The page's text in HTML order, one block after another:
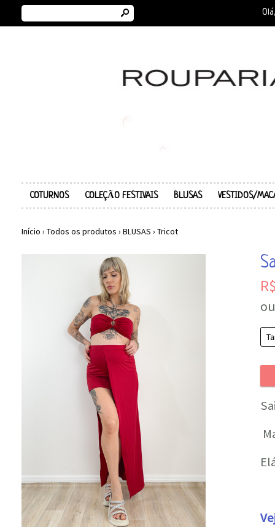
s
COTURNOS COLEÇÃO FESTIVAIS BLUSAS VESTIDOS/
Início › Todos os produtos › BLUSAS › Tricot